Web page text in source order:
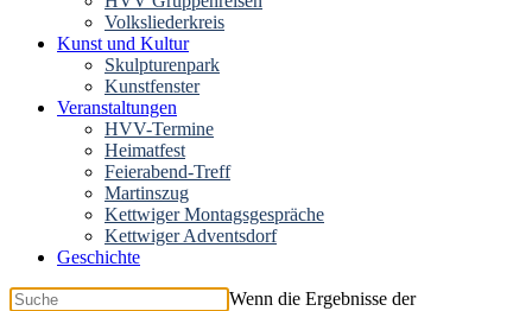
Volksliederkreis
Kunst und Kultur
Skulpturenpark
Kunstfenster
Veranstaltungen
HVV-Termine
Heimatfest
Feierabend-Treff
Martinszug
Kettwiger Montagsgespräche
Kettwiger Adventsdorf
Geschichte
Wenn die Ergebnisse der